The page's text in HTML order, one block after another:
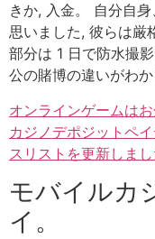
きか, 入金。 自分自
思いました, 彼らは厳
部分は 1 日で防水撮
公の賭博の違いがわ
オンラインゲームは
カジノデポジットペ
スリストを更新しまし
モバイルカ
イ。